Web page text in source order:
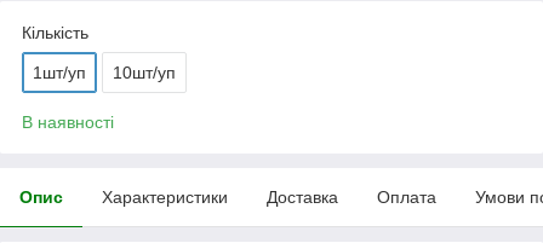
Кількість
1шт/уп 10шт/уп
В наявності
Опис Характеристики Доставка Оплата Умови